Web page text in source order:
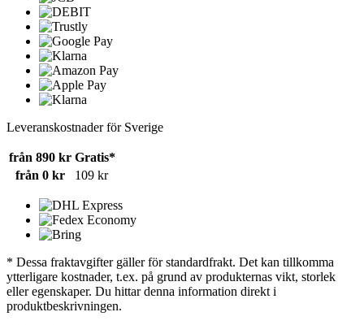
Leveranskostnader för Sverige
från 890 kr Gratis*
från 0 kr
109 kr
* Dessa fraktavgifter gäller för standardfrakt. Det kan tillkomma
ytterligare kostnader, t.ex. på grund av produkternas vikt, storlek
eller egenskaper. Du hittar denna information direkt i
produktbeskrivningen.